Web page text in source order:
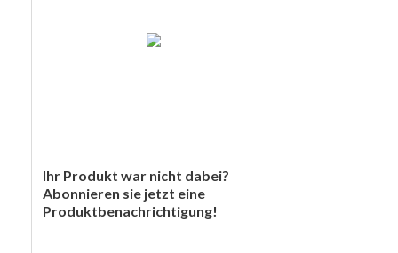
Ihr Produkt war nicht dabei?
Abonnieren sie jetzt eine
Produktbenachrichtigung!